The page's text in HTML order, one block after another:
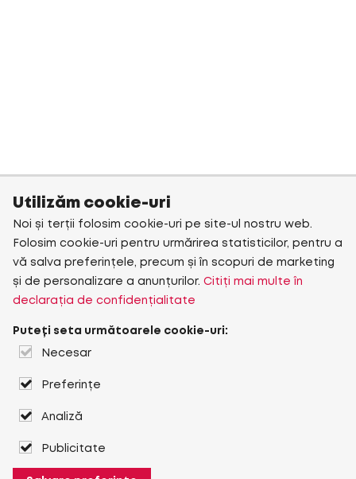
Utilizăm cookie-uri
Noi și terții folosim cookie-uri pe site-ul nostru web.
Folosim cookie-uri pentru urmărirea statisticilor, pentru a
vă salva preferințele, precum și în scopuri de marketing
și de personalizare a anunțurilor. Citiți mai multe în
declarația de confidențialitate
Puteți seta următoarele cookie-uri:
Necesar
Preferințe
Analiză
Publicitate